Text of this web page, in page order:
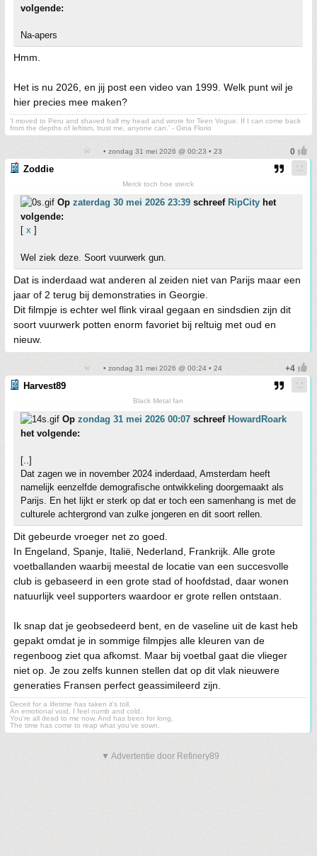
volgende:
Na-apers
Hmm.
Het is nu 2026, en jij post een video van 1999. Welk punt wil je
hier precies mee maken?
'I moved to Peru and shaved half my head and wrote for Teen Vogue. If I can come back
from the depths of leftism, trust me, anyone can.' - Gina Florio
• zondag 31 mei 2026 @ 00:23 • 23
Zoddie
Merck toch hoe sterck
Op zaterdag 30 mei 2026 23:39 schreef RipCity het
volgende:
[ x ]
Wel ziek deze. Soort vuurwerk gun.
Dat is inderdaad wat anderen al zeiden niet van Parijs maar een
jaar of 2 terug bij demonstraties in Georgie.
Dit filmpje is echter wel flink viraal gegaan en sindsdien zijn dit
soort vuurwerk potten enorm favoriet bij reltuig met oud en
nieuw.
• zondag 31 mei 2026 @ 00:24 • 24
Harvest89
Black Metal fan
Op zondag 31 mei 2026 00:07 schreef HowardRoark
het volgende:
[..]
Dat zagen we in november 2024 inderdaad, Amsterdam heeft
namelijk eenzelfde demografische ontwikkeling doorgemaakt als
Parijs. En het lijkt er sterk op dat er toch een samenhang is met de
culturele achtergrond van zulke jongeren en dit soort rellen.
Dit gebeurde vroeger net zo goed.
In Engeland, Spanje, Italië, Nederland, Frankrijk. Alle grote
voetballanden waarbij meestal de locatie van een succesvolle
club is gebaseerd in een grote stad of hoofdstad, daar wonen
natuurlijk veel supporters waardoor er grote rellen ontstaan.
Ik snap dat je geobsedeerd bent, en de vaseline uit de kast heb
gepakt omdat je in sommige filmpjes alle kleuren van de
regenboog ziet qua afkomst. Maar bij voetbal gaat die vlieger
niet op. Je zou zelfs kunnen stellen dat op dit vlak nieuwere
generaties Fransen perfect geassimileerd zijn.
Deceit for a lifetime has taken it's toll.
An emotional void, I feel numb and cold.
You're all dead to me now. And has been for long.
The time has come to reap what you've sown.
▼ Advertentie door Refinery89